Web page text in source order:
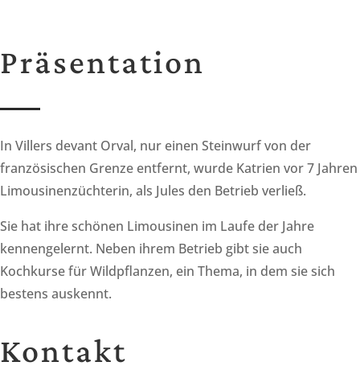
Präsentation
In Villers devant Orval, nur einen Steinwurf von der
französischen Grenze entfernt, wurde Katrien vor 7 Jahren
Limousinenzüchterin, als Jules den Betrieb verließ.
Sie hat ihre schönen Limousinen im Laufe der Jahre
kennengelernt. Neben ihrem Betrieb gibt sie auch
Kochkurse für Wildpflanzen, ein Thema, in dem sie sich
bestens auskennt.
Kontakt